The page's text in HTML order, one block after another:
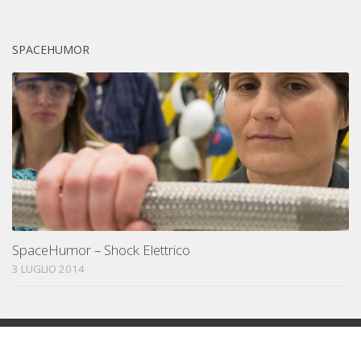
SPACEHUMOR
SpaceHumor – Shock Elettrico
3 LUGLIO 2014